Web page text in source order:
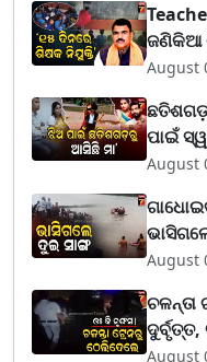
ଜଣିକିଆ
August
ପାଇଁ
August
August
ଦୁର୍ବୃତ୍ତ,
August